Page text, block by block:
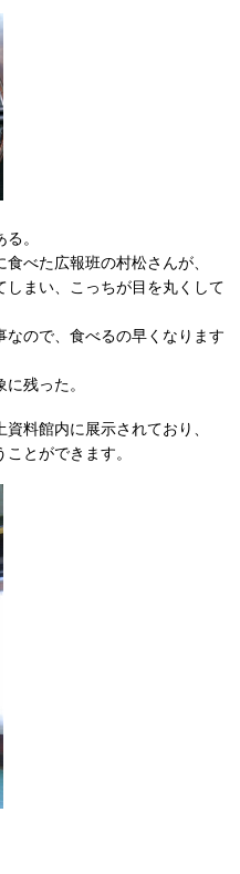
。
べた広報班の村松さんが、
しまい、こっちが目を丸くして
なので、食べるの早くなります
残った。
料館内に展示されており、
とができます。